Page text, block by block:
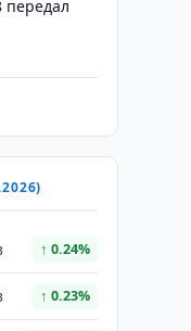
передал
↑ 0.24%
↑ 0.23%